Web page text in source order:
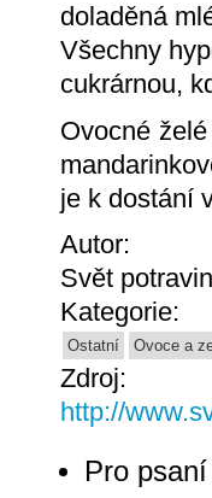
doladěná
Všechny
cukrárnou,
Ovocné
je k dostání
Autor:
Svět potravin
Kategorie:
Ostatní Ovoce a
Zdroj:
http://
Pro